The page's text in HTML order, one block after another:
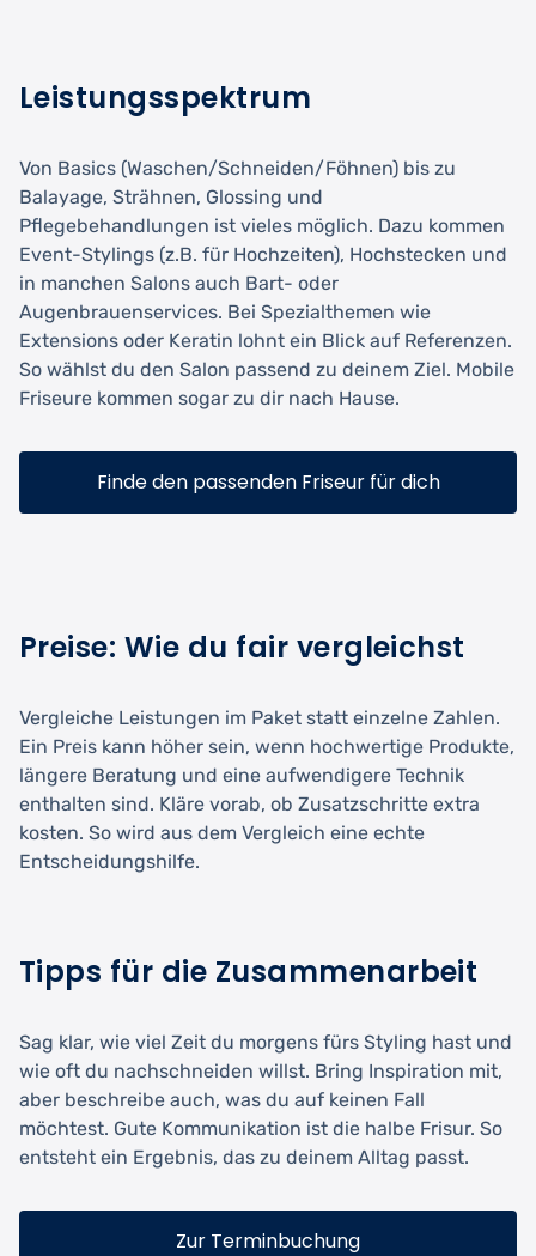
Leistungsspektrum
Von Basics (Waschen/Schneiden/Föhnen) bis zu
Balayage, Strähnen, Glossing und
Pflegebehandlungen ist vieles möglich. Dazu kommen
Event-Stylings (z.B. für Hochzeiten), Hochstecken und
in manchen Salons auch Bart- oder
Augenbrauenservices. Bei Spezialthemen wie
Extensions oder Keratin lohnt ein Blick auf Referenzen.
So wählst du den Salon passend zu deinem Ziel. Mobile
Friseure kommen sogar zu dir nach Hause.
Finde den passenden Friseur für dich
Preise: Wie du fair vergleichst
Vergleiche Leistungen im Paket statt einzelne Zahlen.
Ein Preis kann höher sein, wenn hochwertige Produkte,
längere Beratung und eine aufwendigere Technik
enthalten sind. Kläre vorab, ob Zusatzschritte extra
kosten. So wird aus dem Vergleich eine echte
Entscheidungshilfe.
Tipps für die Zusammenarbeit
Sag klar, wie viel Zeit du morgens fürs Styling hast und
wie oft du nachschneiden willst. Bring Inspiration mit,
aber beschreibe auch, was du auf keinen Fall
möchtest. Gute Kommunikation ist die halbe Frisur. So
entsteht ein Ergebnis, das zu deinem Alltag passt.
Zur Terminbuchung